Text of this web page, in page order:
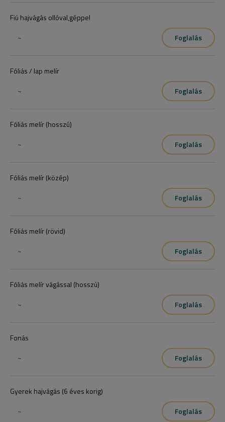
Fiú hajvágás ollóval,géppel
~
Foglalás
Fóliás / lap melír
~
Foglalás
Fóliás melír (hosszú)
~
Foglalás
Fóliás melír (közép)
~
Foglalás
Fóliás melír (rövid)
~
Foglalás
Fóliás melír vágással (hosszú)
~
Foglalás
Fonás
~
Foglalás
Gyerek hajvágás (6 éves korig)
~
Foglalás